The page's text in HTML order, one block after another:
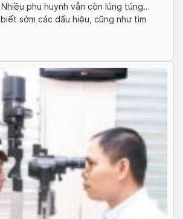
phụ huynh vẫn còn lúng túng
sớm các dấu hiệu, cũng như tìm
điều trị phù hợp cho con em mình.